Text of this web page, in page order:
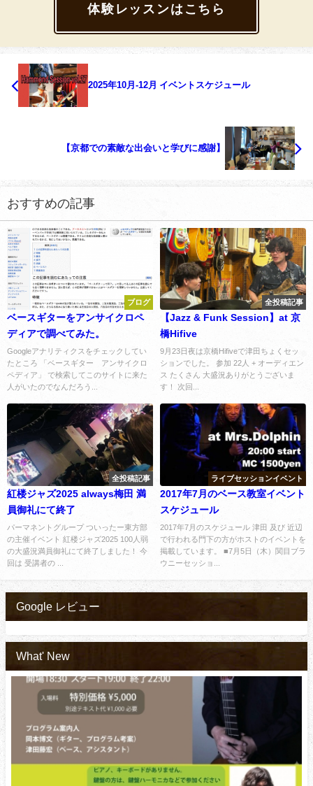
体験レッスンはこちら
2025年10月-12月 イベントスケジュール
【京都での素敵な出会いと学びに感謝】
おすすめの記事
ブログ
ベースギターをアンサイクロペ
ディアで調べてみた。
Googleアナリティクスをチェックしてい
たところ 「ベースギター アンサイクロ
ペディア」 で検索してこのサイトに来た
人がいたのでなんだろう...
全投稿記事
【Jazz & Funk Session】at 京
橋Hifive
9月23日夜は京橋Hifiveで津田ちょくセッ
ションでした。 参加 22人 + オーディエン
ス たくさん 大盛況ありがとうございま
す！ 次回...
全投稿記事
紅楼ジャズ2025 always梅田 満
員御礼にて終了
パーマネントグループ ついったー東方部
の主催イベント 紅楼ジャズ2025 100人弱
の大盛況満員御礼にて終了しました！ 今
回は 受講者の ...
ライブセッションイベント
2017年7月のベース教室イベント
スケジュール
2017年7月のスケジュール 津田 及び 近辺
で行われる門下の方がホストのイベントを
掲載しています。 ■7月5日（木）関目ブラ
ウニーセッショ...
Google レビュー
What' New